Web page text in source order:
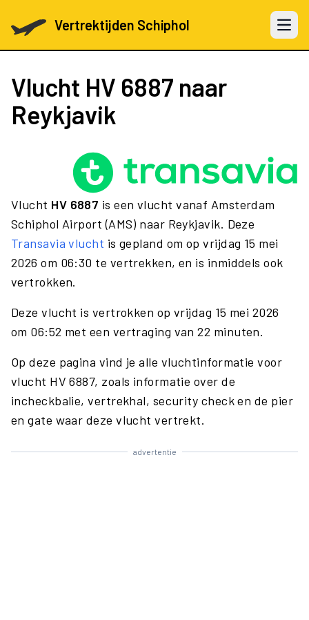
Vertrektijden Schiphol Open
Vlucht HV 6887 naar
Reykjavik
Vlucht HV 6887 is een vlucht vanaf Amsterdam
Schiphol Airport (AMS) naar Reykjavik. Deze
Transavia vlucht is gepland om op vrijdag 15 mei
2026 om 06:30 te vertrekken, en is inmiddels ook
vertrokken.
Deze vlucht is vertrokken op vrijdag 15 mei 2026
om 06:52 met een vertraging van 22 minuten.
Op deze pagina vind je alle vluchtinformatie voor
vlucht HV 6887, zoals informatie over de
incheckbalie, vertrekhal, security check en de pier
en gate waar deze vlucht vertrekt.
advertentie